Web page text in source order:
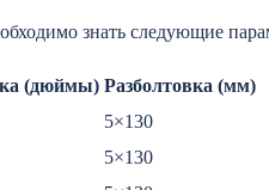
знать следующие
(дюймы) Разболтовка (мм)
5×130
5×130